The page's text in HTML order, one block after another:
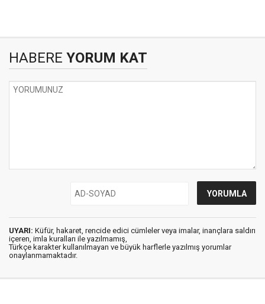
HABERE YORUM KAT
UYARI: Küfür, hakaret, rencide edici cümleler veya imalar, inançlara saldırı
içeren, imla kuralları ile yazılmamış,
Türkçe karakter kullanılmayan ve büyük harflerle yazılmış yorumlar
onaylanmamaktadır.